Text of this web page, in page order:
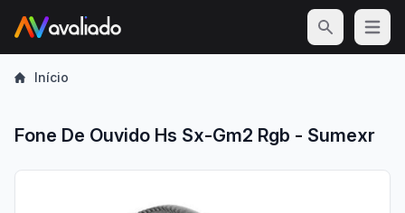
Open
Início
Fone De Ouvido Hs Sx-Gm2 Rgb - Sumexr